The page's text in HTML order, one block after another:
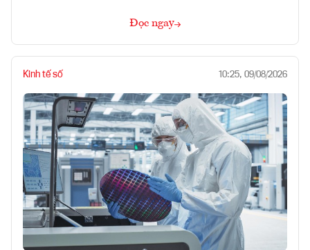
Đọc ngay
Kinh tế số 10:25, 09/08/2026